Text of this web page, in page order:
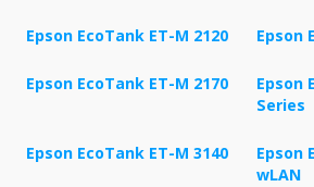
Epson EcoTank ET-M 2120 Epson
Epson EcoTank ET-M 2170
Epson
Series
Epson EcoTank ET-M 3140
Epson
wLAN